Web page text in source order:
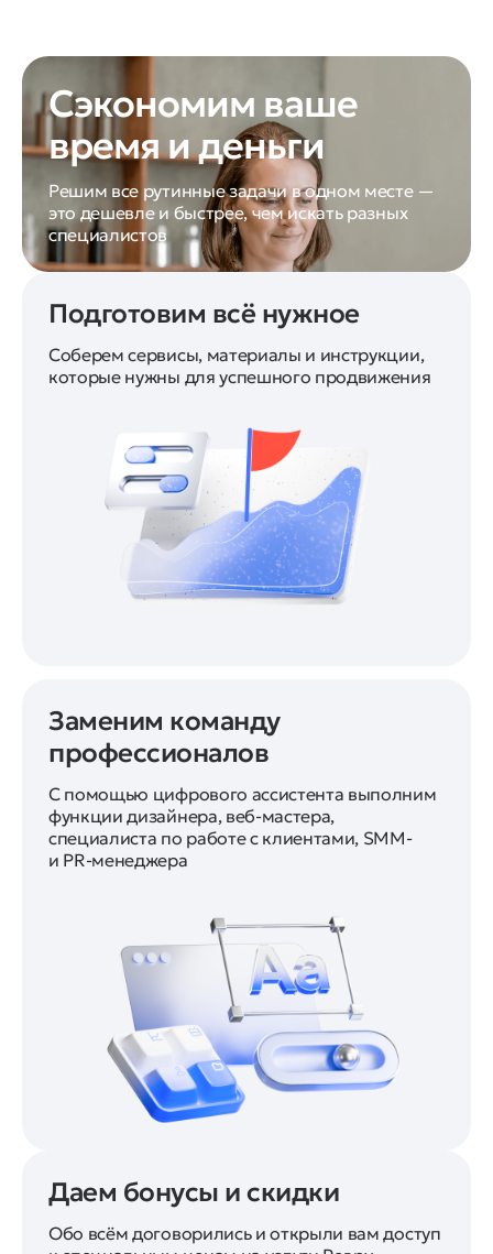
Сэкономим ваше
время и деньги
Решим все рутинные задачи в одном месте —
это дешевле и быстрее, чем искать разных
специалистов
Подготовим всё нужное
Соберем сервисы, материалы и инструкции,
которые нужны для успешного продвижения
Заменим команду
профессионалов
С помощью цифрового ассистента выполним
функции дизайнера, веб-мастера,
специалиста по работе с клиентами, SMM-
и PR-менеджера
Даем бонусы и скидки
Обо всём договорились и открыли вам доступ